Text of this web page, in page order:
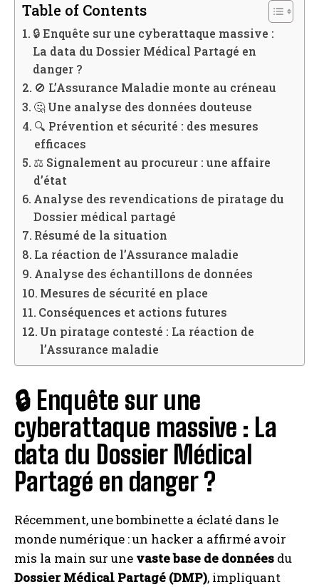
Table of Contents
🔒 Enquête sur une cyberattaque massive :
La data du Dossier Médical Partagé en
danger ?
🚫 L’Assurance Maladie monte au créneau
🤔 Une analyse des données douteuse
🔍 Prévention et sécurité : des mesures
efficaces
⚖️ Signalement au procureur : une affaire
d’état
Analyse des revendications de piratage du
Dossier médical partagé
Résumé de la situation
La réaction de l’Assurance maladie
Analyse des échantillons de données
Mesures de sécurité en place
Conséquences et actions futures
Un piratage contesté : La réaction de
l’Assurance maladie
🔒 Enquête sur une
cyberattaque massive : La
data du Dossier Médical
Partagé en danger ?
Récemment, une bombinette a éclaté dans le
monde numérique : un hacker a affirmé avoir
mis la main sur une vaste base de données du
Dossier Médical Partagé (DMP), impliquant